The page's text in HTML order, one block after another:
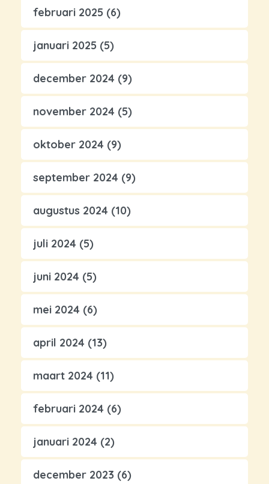
februari 2025 (6)
januari 2025 (5)
december 2024 (9)
november 2024 (5)
oktober 2024 (9)
september 2024 (9)
augustus 2024 (10)
juli 2024 (5)
juni 2024 (5)
mei 2024 (6)
april 2024 (13)
maart 2024 (11)
februari 2024 (6)
januari 2024 (2)
december 2023 (6)